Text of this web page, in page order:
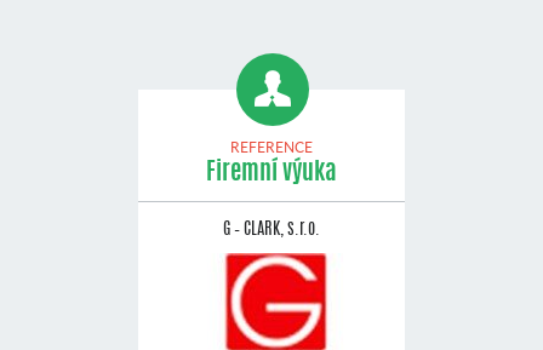
REFERENCE
Firemní výuka
G – CLARK, s.r.o.